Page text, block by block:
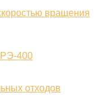
вращения
400
отходов